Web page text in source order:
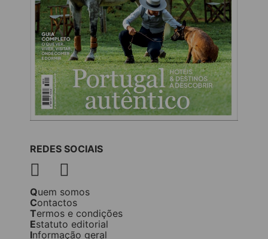
REDES SOCIAIS
Quem somos
Contactos
Termos e condições
Estatuto editorial
Informação geral